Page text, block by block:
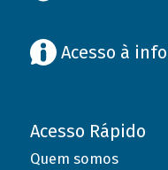
Acesso à
Acesso Rápido
Quem somos